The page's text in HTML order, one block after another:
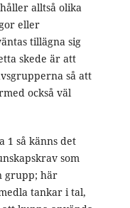
alltså olika
eller
tillägna sig
skede är att
så att
också väl
1 så känns det
som
grupp; här
tankar i tal,